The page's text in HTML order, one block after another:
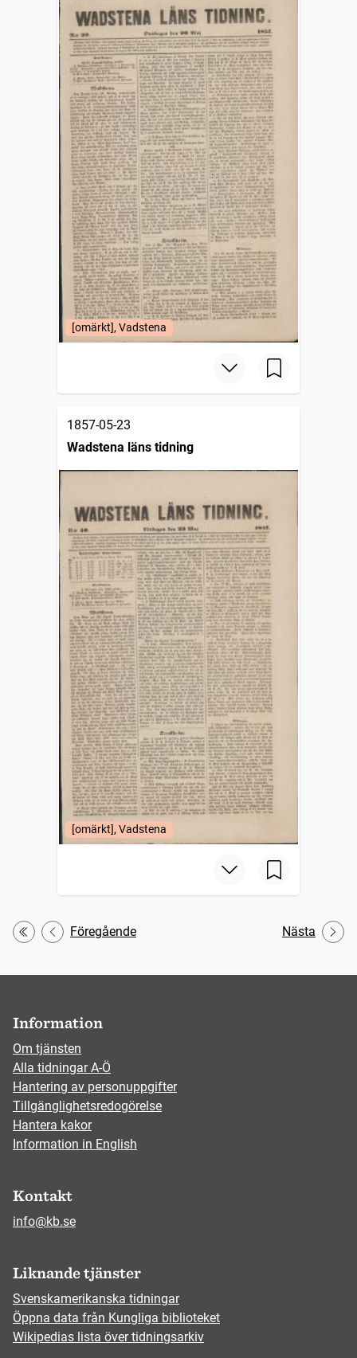
[omärkt], Vadstena
1857-05-23
Wadstena läns tidning
[omärkt], Vadstena
Första
Föregående Nästa
Information
Om tjänsten
Alla tidningar A-Ö
Hantering av personuppgifter
Tillgänglighetsredogörelse
Hantera kakor
Information in English
Kontakt
info@kb.se
Liknande tjänster
Svenskamerikanska tidningar
Öppna data från Kungliga biblioteket
Wikipedias lista över tidningsarkiv